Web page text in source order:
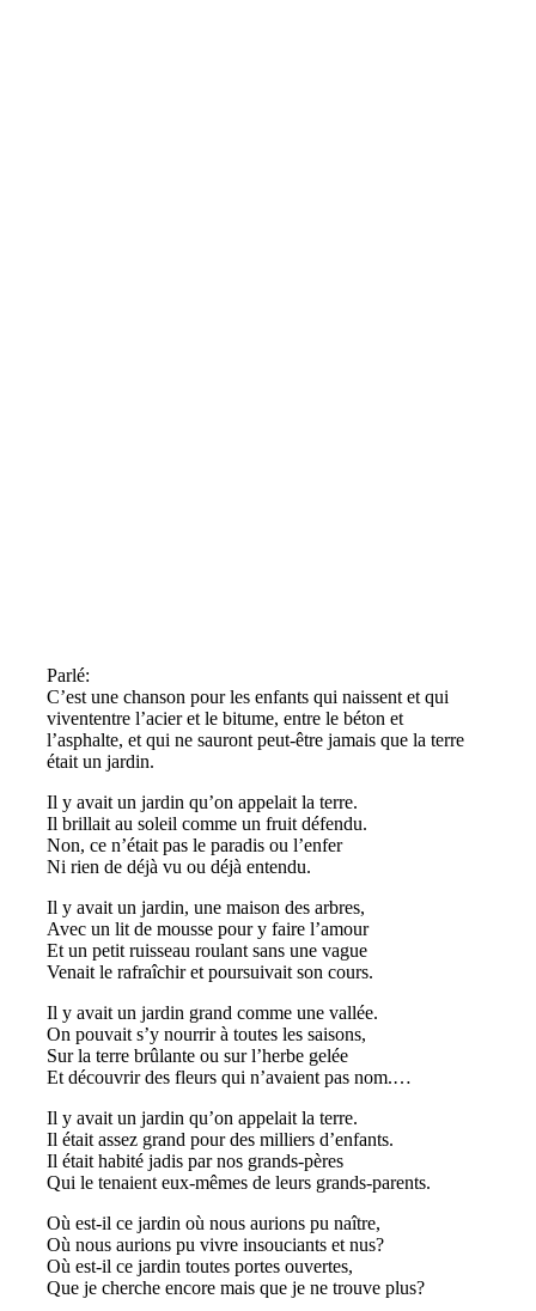
Parlé:
C’est une chanson pour les enfants qui naissent et qui
vivententre l’acier et le bitume, entre le béton et
l’asphalte, et qui ne sauront peut-être jamais que la terre
était un jardin.
Il y avait un jardin qu’on appelait la terre.
Il brillait au soleil comme un fruit défendu.
Non, ce n’était pas le paradis ou l’enfer
Ni rien de déjà vu ou déjà entendu.
Il y avait un jardin, une maison des arbres,
Avec un lit de mousse pour y faire l’amour
Et un petit ruisseau roulant sans une vague
Venait le rafraîchir et poursuivait son cours.
Il y avait un jardin grand comme une vallée.
On pouvait s’y nourrir à toutes les saisons,
Sur la terre brûlante ou sur l’herbe gelée
Et découvrir des fleurs qui n’avaient pas nom.…
Il y avait un jardin qu’on appelait la terre.
Il était assez grand pour des milliers d’enfants.
Il était habité jadis par nos grands-pères
Qui le tenaient eux-mêmes de leurs grands-parents.
Où est-il ce jardin où nous aurions pu naître,
Où nous aurions pu vivre insouciants et nus?
Où est-il ce jardin toutes portes ouvertes,
Que je cherche encore mais que je ne trouve plus?